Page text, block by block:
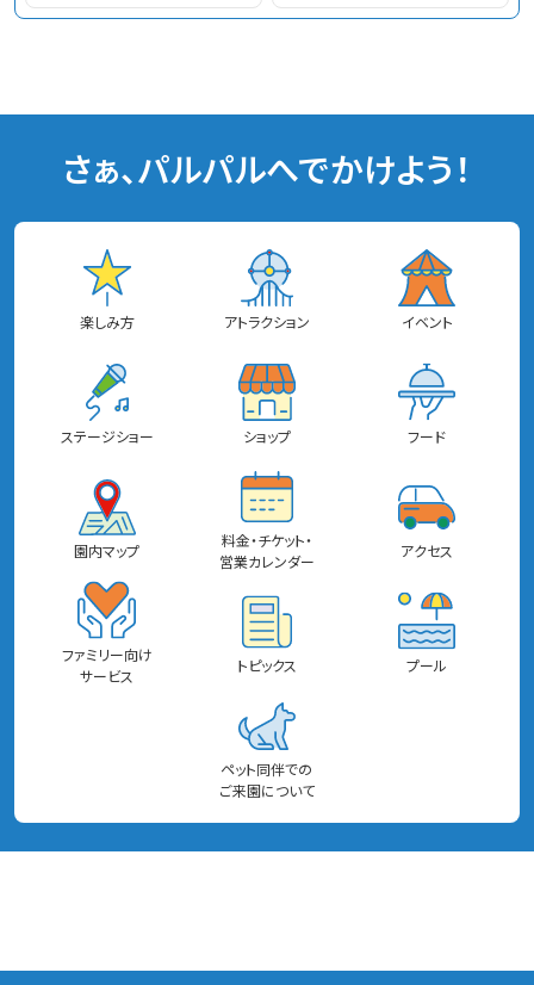
さぁ、パルパルへでかけよう！
楽しみ方 アトラクション イベント
ステージショー ショップ フード
園内マップ
料金・チケット・
営業カレンダー
アクセス
ファミリー向け
サービス
トピックス プール
ペット同伴での
ご来園について